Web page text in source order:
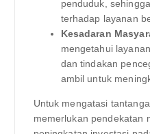
penduduk,
terhadap layanan
Kesadaran
mengetahui
dan tindakan
ambil untuk
Untuk mengatasi
memerlukan pendekatan